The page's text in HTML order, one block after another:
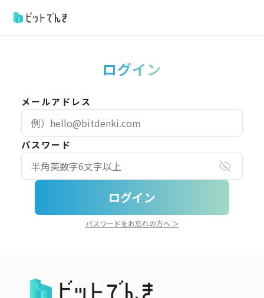
ログイン
メールアドレス
パスワード
ログイン
パスワードをお忘れの方へ ＞